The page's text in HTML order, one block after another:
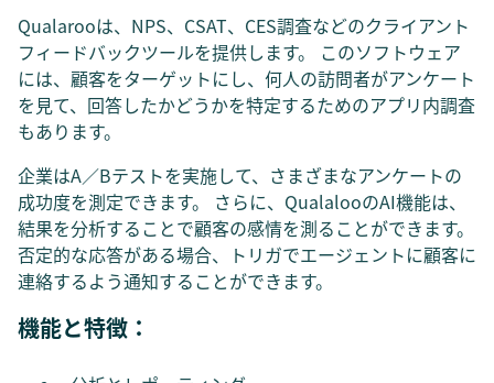
Qualarooは、NPS、CSAT、CES調査などのクライアント
フィードバックツールを提供します。 このソフトウェア
には、顧客をターゲットにし、何人の訪問者がアンケート
を見て、回答したかどうかを特定するためのアプリ内調査
もあります。
企業はA／Bテストを実施して、さまざまなアンケートの
成功度を測定できます。 さらに、QualalooのAI機能は、
結果を分析することで顧客の感情を測ることができます。
否定的な応答がある場合、トリガでエージェントに顧客に
連絡するよう通知することができます。
機能と特徴：